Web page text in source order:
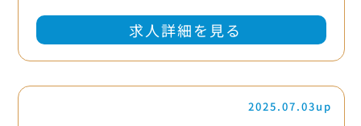
求人詳細を見る
2025.07.03up